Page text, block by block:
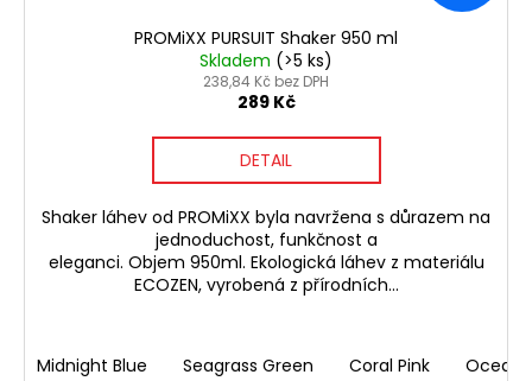
PROMiXX PURSUIT Shaker 950 ml
Skladem (>5 ks)
238,84 Kč bez DPH
289 Kč
DETAIL
Shaker láhev od PROMiXX byla navržena s důrazem na
jednoduchost, funkčnost a
eleganci. Objem 950ml. Ekologická láhev z materiálu
ECOZEN, vyrobená z přírodních...
Midnight Blue Seagrass Green Coral Pink Ocean